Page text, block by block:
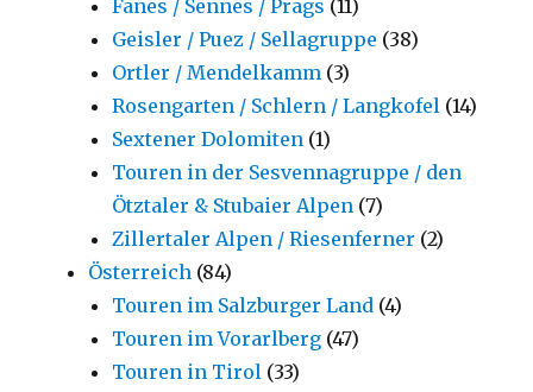
Fanes / Sennes / Prags (11)
Geisler / Puez / Sellagruppe (38)
Ortler / Mendelkamm (3)
Rosengarten / Schlern / Langkofel (14)
Sextener Dolomiten (1)
Touren in der Sesvennagruppe / den
Ötztaler & Stubaier Alpen (7)
Zillertaler Alpen / Riesenferner (2)
Österreich (84)
Touren im Salzburger Land (4)
Touren im Vorarlberg (47)
Touren in Tirol (33)